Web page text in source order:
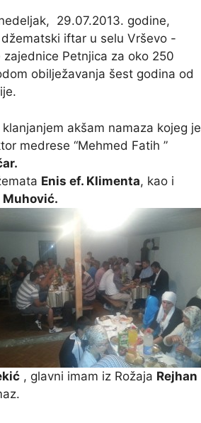
29.07.2013. godine,
iftar u selu Vrševo -
zajednice Petnjica za oko 250
obilježavanja šest godina od
akšam namaza kojeg je
medrese “Mehmed Fatih ”
Enis ef. Klimenta, kao i
Muhović.
, glavni imam iz Rožaja Rejhan